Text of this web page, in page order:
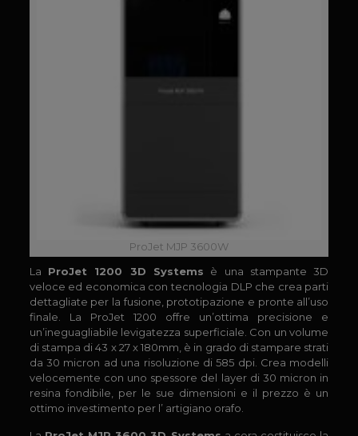
ProJet MJP 3600W
La ProJet 1200 3D Systems è una stampante 3D
veloce ed economica con tecnologia DLP che crea parti
dettagliate per la fusione, prototipazione e pronte all’uso
finale. La ProJet 1200 offre un’ottima precisione e
un’ineguagliabile levigatezza superficiale. Con un volume
di stampa di 43 x 27 x 180mm, è in grado di stampare strati
da 30 micron ad una risoluzione di 585 dpi. Crea modelli
velocemente con uno spessore del layer di 30 micron in
resina fondibile, per le sue dimensioni e il prezzo è un
ottimo investimento per l’ artigiano orafo.